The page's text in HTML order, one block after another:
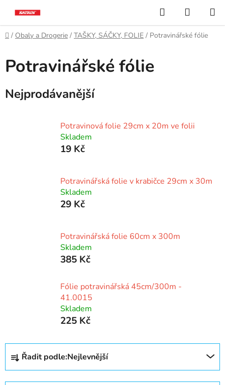
obsah
Hledat
KOŠÍK
Domů
/ Obaly a Drogerie / TAŠKY, SÁČKY, FOLIE / Potravinářské fólie
Potravinářské fólie
Nejprodávanější
Potravinová folie 29cm x 20m ve folii
Skladem
19 Kč
Potravinářská folie v krabičce 29cm x 30m
Skladem
29 Kč
Potravinářská folie 60cm x 300m
Skladem
385 Kč
Fólie potravinářská 45cm/300m -
41.0015
Skladem
225 Kč
Ř
z
Řadit podle:Nejlevnější